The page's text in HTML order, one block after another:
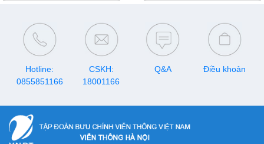
Hotline:
0855851166
CSKH:
18001166
Q&A Điều khoản